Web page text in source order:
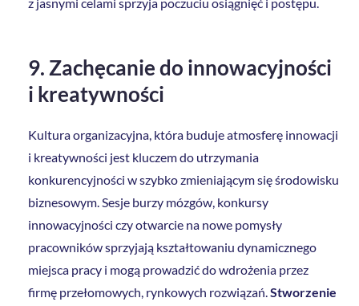
9. Zachęcanie do innowacyjności
i kreatywności
Kultura organizacyjna, która buduje atmosferę innowacji
i kreatywności jest kluczem do utrzymania
konkurencyjności w szybko zmieniającym się środowisku
biznesowym. Sesje burzy mózgów, konkursy
innowacyjności czy otwarcie na nowe pomysły
pracowników sprzyjają kształtowaniu dynamicznego
miejsca pracy i mogą prowadzić do wdrożenia przez
firmę przełomowych, rynkowych rozwiązań.Stworzenie